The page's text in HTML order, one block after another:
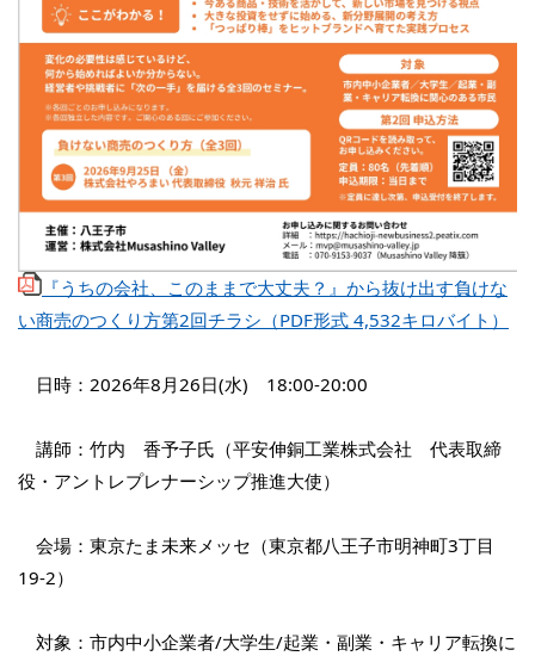
『うちの会社、このままで大丈夫？』から抜け出す負けな
い商売のつくり方第2回チラシ（PDF形式 4,532キロバイト）
日時：2026年8月26日(水) 18:00-20:00
講師：竹内 香予子氏（平安伸銅工業株式会社 代表取締
役・アントレプレナーシップ推進大使）
会場：東京たま未来メッセ（東京都八王子市明神町3丁目
19-2）
対象：市内中小企業者/大学生/起業・副業・キャリア転換に